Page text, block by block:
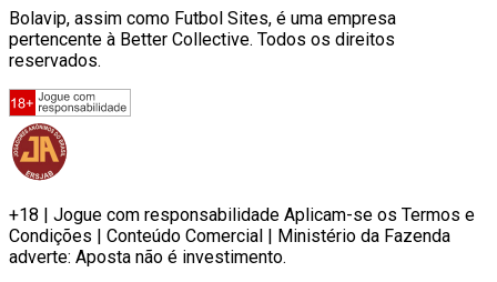
Bolavip, assim como Futbol Sites, é uma empresa
pertencente à Better Collective. Todos os direitos
reservados.
+18 | Jogue com responsabilidade Aplicam-se os Termos e
Condições | Conteúdo Comercial | Ministério da Fazenda
adverte: Aposta não é investimento.